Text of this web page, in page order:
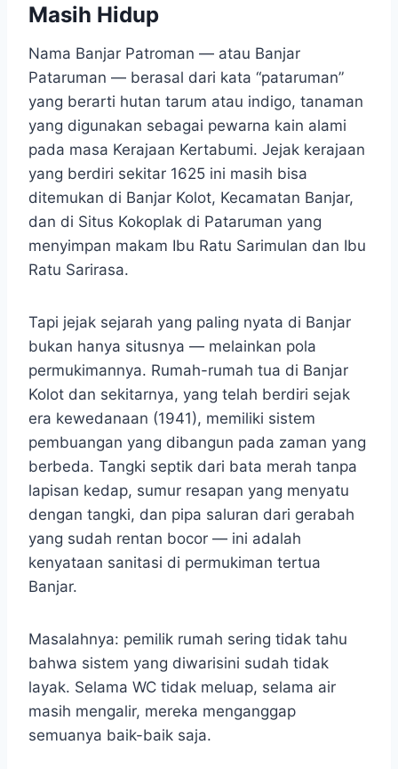
Masih Hidup
Nama Banjar Patroman — atau Banjar
Pataruman — berasal dari kata “pataruman”
yang berarti hutan tarum atau indigo, tanaman
yang digunakan sebagai pewarna kain alami
pada masa Kerajaan Kertabumi. Jejak kerajaan
yang berdiri sekitar 1625 ini masih bisa
ditemukan di Banjar Kolot, Kecamatan Banjar,
dan di Situs Kokoplak di Pataruman yang
menyimpan makam Ibu Ratu Sarimulan dan Ibu
Ratu Sarirasa.
Tapi jejak sejarah yang paling nyata di Banjar
bukan hanya situsnya — melainkan pola
permukimannya. Rumah-rumah tua di Banjar
Kolot dan sekitarnya, yang telah berdiri sejak
era kewedanaan (1941), memiliki sistem
pembuangan yang dibangun pada zaman yang
berbeda. Tangki septik dari bata merah tanpa
lapisan kedap, sumur resapan yang menyatu
dengan tangki, dan pipa saluran dari gerabah
yang sudah rentan bocor — ini adalah
kenyataan sanitasi di permukiman tertua
Banjar.
Masalahnya: pemilik rumah sering tidak tahu
bahwa sistem yang diwarisini sudah tidak
layak. Selama WC tidak meluap, selama air
masih mengalir, mereka menganggap
semuanya baik-baik saja.